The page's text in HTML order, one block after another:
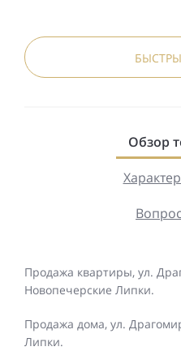
Обзор
Продажа квартиры, ул.
Новопечерские Липки.
Продажа дома, ул.
Липки.